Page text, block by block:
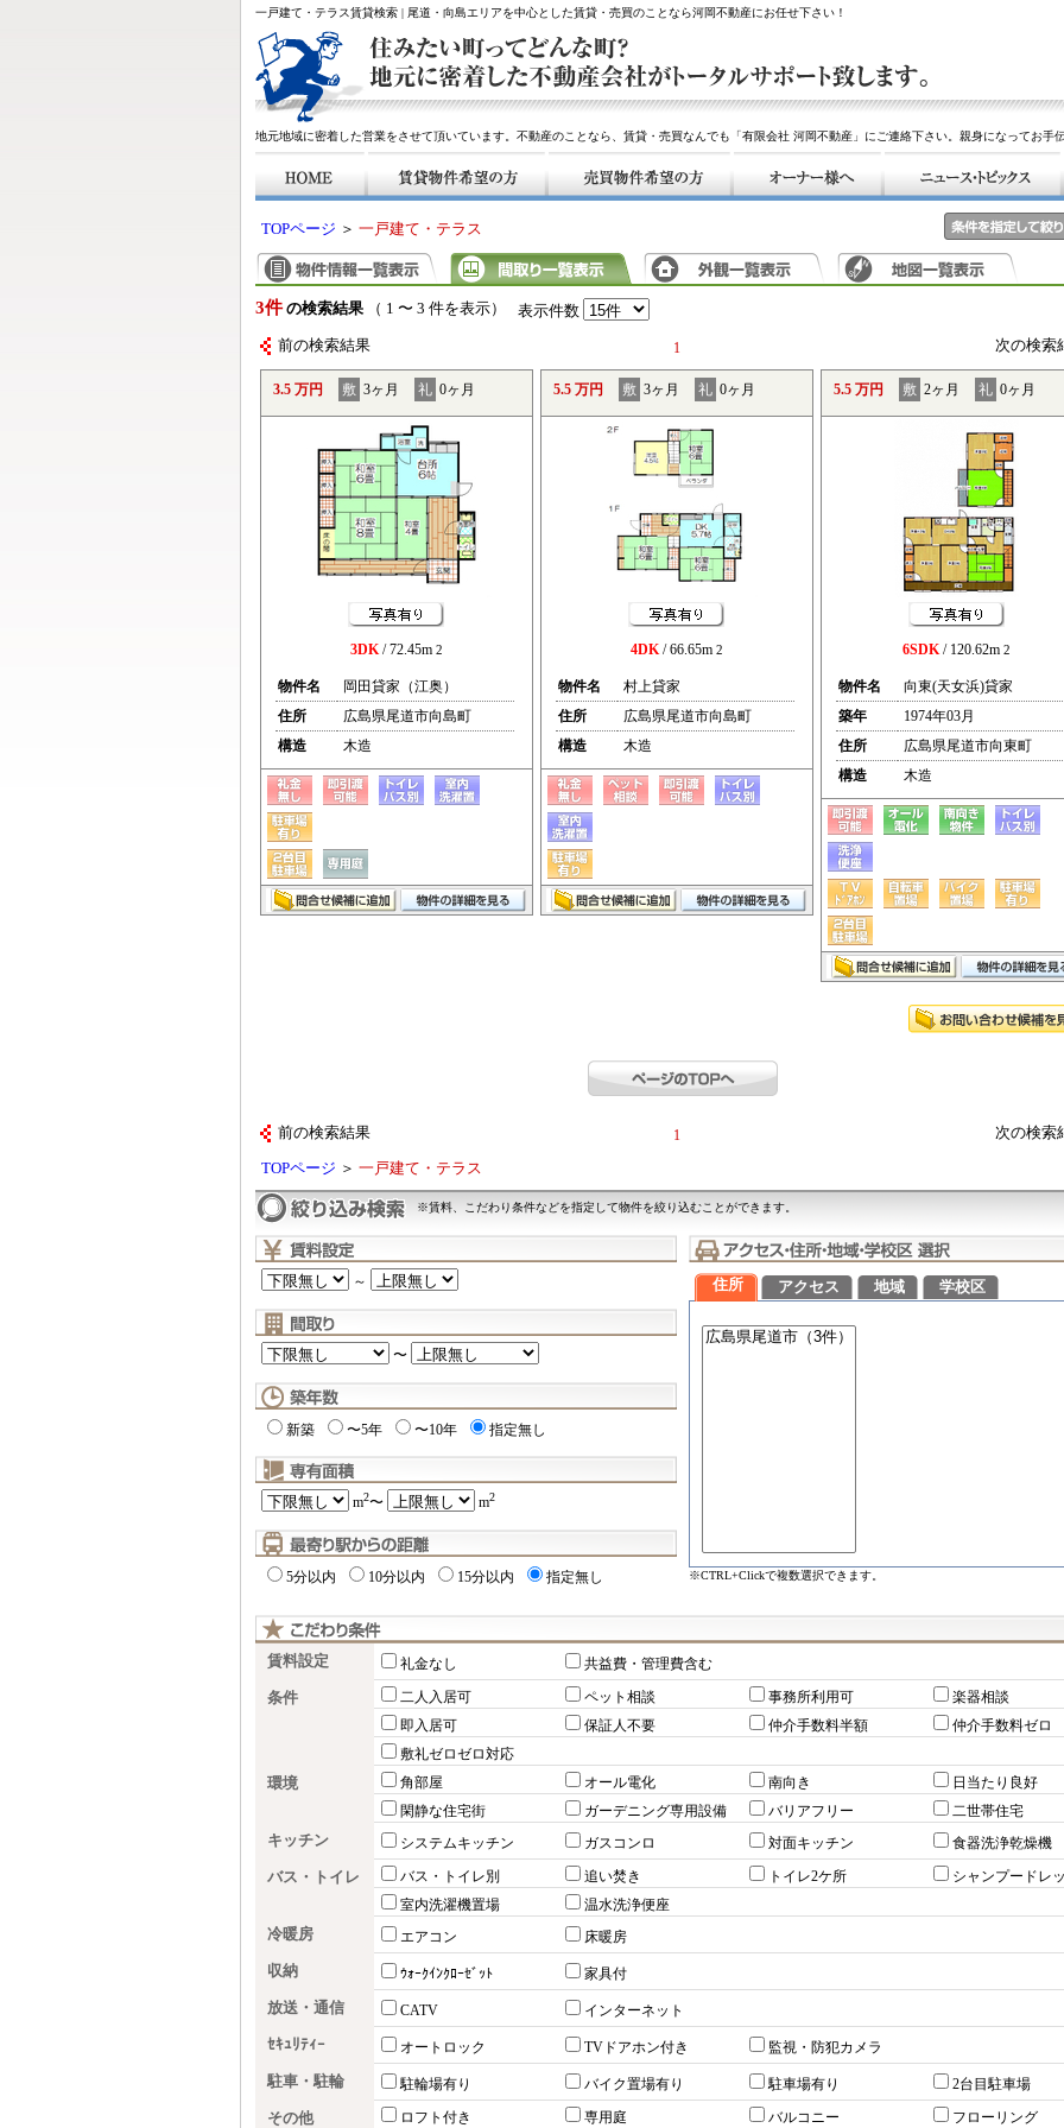
一戸建て・テラス賃貸検索 | 尾道・向島エリアを中心とした賃貸・売買のことなら河岡不動産にお任せ下さい！
地元地域に密着した営業をさせて頂いています。不動産のことなら、賃貸・売買なんでも「有限会社 河岡不動産」にご連絡下さい。親身になってお手
TOPページ ＞ 一戸建て・テラス
3件 の検索結果（ 1 〜 3 件を表示） 表示件数
前の検索結果 1 次の検
3.5 万円 敷 3ヶ月 礼 0ヶ月
3DK/ 72.45m 2
物件名
岡田貸家（江奥）
住所
広島県尾道市向島町
構造
木造
5.5 万円 敷 3ヶ月 礼 0ヶ月
4DK/ 66.65m 2
物件名
村上貸家
住所
広島県尾道市向島町
構造
木造
5.5 万円 敷 2ヶ月 礼 0ヶ月
6SDK/ 120.62m 2
物件名
向東(天女浜)貸家
築年
1974年03月
住所
広島県尾道市向東町
構造
木造
前の検索結果 1 次の検
TOPページ ＞ 一戸建て・テラス
※賃料、こだわり条件などを指定して物件を絞り込むことができます。
～
〜
新築 〜5年 〜10年 指定無し
m2〜 m2
5分以内 10分以内 15分以内 指定無し
住所 アクセス 地域 学校区
※CTRL+Clickで複数選択できます。
賃料設定 礼金なし 共益費・管理費含む
条件 二人入居可 ペット相談 事務所利用可
楽器相談
即入居可
保証人不要 仲介手数料半額
仲介手数料ゼロ
敷礼ゼロゼロ対応
環境 角部屋 オール電化 南向き
日当たり良好
閑静な住宅街
ガーデニング専用設備 バリアフリー 二世帯住宅
キッチン システムキッチン ガスコンロ 対面キッチン 食器洗浄乾燥機
バス・トイレ バス・トイレ別 追い焚き トイレ2ケ所
シャンプードレ
室内洗濯機置場
温水洗浄便座
冷暖房 エアコン 床暖房
収納 ｳｫｰｸｲﾝｸﾛｰｾﾞｯﾄ 家具付
放送・通信 CATV インターネット
ｾｷｭﾘﾃｨｰ オートロック TVドアホン付き 監視・防犯カメラ
駐車・駐輪 駐輪場有り バイク置場有り 駐車場有り 2台目駐車場
その他 ロフト付き 専用庭 バルコニー フローリング